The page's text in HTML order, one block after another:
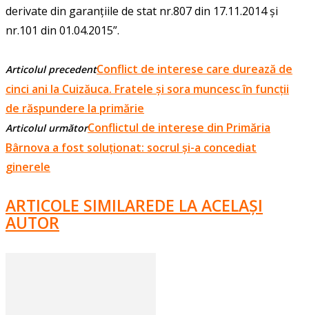
derivate din garanțiile de stat nr.807 din 17.11.2014 și
nr.101 din 01.04.2015”.
Articolul precedentConflict de interese care durează de
cinci ani la Cuizăuca. Fratele și sora muncesc în funcții
de răspundere la primărie
Articolul următorConflictul de interese din Primăria
Bârnova a fost soluționat: socrul și-a concediat
ginerele
ARTICOLE SIMILAREDE LA ACELAȘI
AUTOR